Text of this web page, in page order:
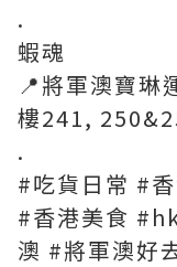
.
蝦魂
📍將軍澳寶琳
樓241,
.
#吃貨日常 #
#香港美食
澳 #將軍澳好